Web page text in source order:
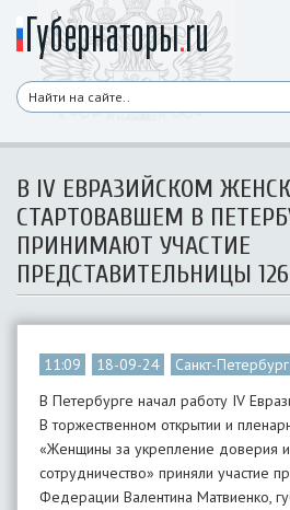
В IV ЕВРАЗИЙСКОМ
СТАРТОВАВШЕМ В
ПРИНИМАЮТ УЧАСТИЕ
ПРЕДСТАВИТЕЛЬНИЦЫ
11:09 18-09-24
Санкт-Петербург
В Петербурге начал работу IV
В торжественном открытии и
«Женщины за укрепление доверия
сотрудничество» приняли участие
Федерации Валентина Матвиенко,